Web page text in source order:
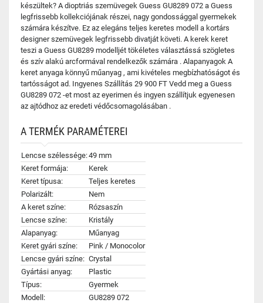
készültek? A dioptriás szemüvegek Guess GU8289 072 a Guess
legfrissebb kollekciójának részei, nagy gondossággal gyermekek
számára készítve. Ez az elegáns teljes keretes modell a kortárs
designer szemüvegek legfrissebb divatját követi. A kerek keret
teszi a Guess GU8289 modelljét tökéletes választássá szögletes
és szív alakú arcformával rendelkezők számára . Alapanyagok A
keret anyaga könnyű műanyag , ami kivételes megbízhatóságot és
tartósságot ad. Ingyenes Szállítás 29 900 FT Vedd meg a Guess
GU8289 072 -et most az eyerimen és ingyen szállítjuk egyenesen
az ajtódhoz az eredeti védőcsomagolásában .
A TERMÉK PARAMÉTEREI
Lencse szélessége:49 mm
Keret formája:
Kerek
Keret típusa:
Teljes keretes
Polarizált:
Nem
A keret színe:
Rózsaszín
Lencse színe:
Kristály
Alapanyag:
Műanyag
Keret gyári színe:
Pink / Monocolor
Lencse gyári színe: Crystal
Gyártási anyag:
Plastic
Típus:
Gyermek
Modell:
GU8289 072